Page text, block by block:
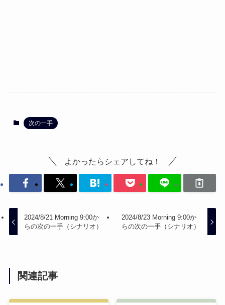
次の一手
よかったらシェアしてね！
2024/8/21 Morning 9:00か
らの次の一手（シナリオ）
2024/8/23 Morning 9:00か
らの次の一手（シナリオ）
関連記事